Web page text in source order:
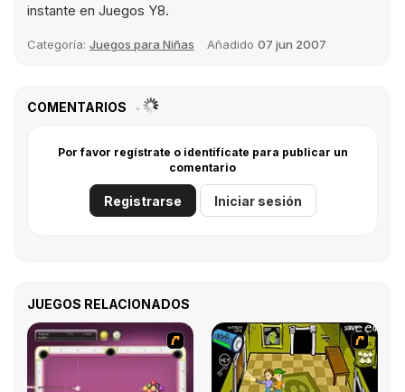
instante en Juegos Y8.
Categoría: Juegos para Niñas Añadido 07 jun 2007
COMENTARIOS
Por favor regístrate o identifícate para publicar un
comentario
Registrarse Iniciar sesión
JUEGOS RELACIONADOS